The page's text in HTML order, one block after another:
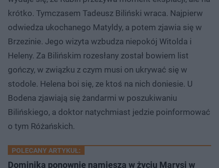
krótko. Tymczasem Tadeusz Biliński wraca. Najpierw
odwiedza ukochanego Matyldy, a potem zjawia się w
Brzezinie. Jego wizyta wzbudza niepokój Witolda i
Heleny. Za Bilińskim rozesłany został bowiem list
gończy, w związku z czym musi on ukrywać się w
stodole. Helena boi się, ze ktoś na nich doniesie. U
Bodena zjawiają się żandarmi w poszukiwaniu
Bilińskiego, a doktor natychmiast jedzie poinformować
o tym Różańskich.
POLECANY ARTYKUŁ:
Dominika ponownie namiesza w życiu Marysi w